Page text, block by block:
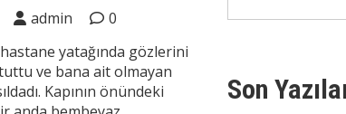
admin
0
yatağında gözlerini
ve bana ait olmayan
Kapının önündeki
Son